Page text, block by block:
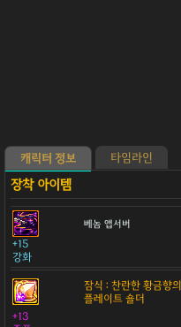
캐릭터 정보 타임라인
베놈 앱서버
+15
강화
잠식 : 찬란한 황금향의
플레이트 숄더
+13